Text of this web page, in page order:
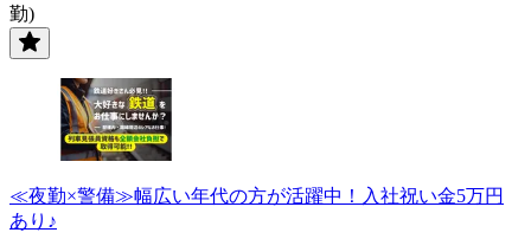
勤)
≪夜勤×警備≫幅広い年代の方が活躍中！入社祝い金5万円
あり♪